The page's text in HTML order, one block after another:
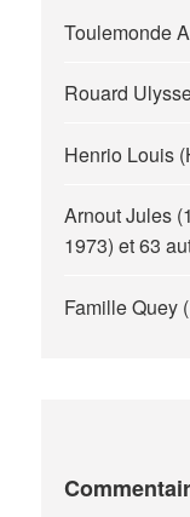
Toulemonde
Rouard
Henrio Louis
Arnout Jules
1973) et 63
Famille Quey